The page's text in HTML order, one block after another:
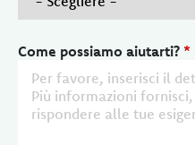
Come possiamo aiutarti? *